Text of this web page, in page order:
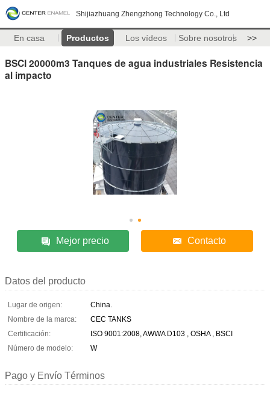
Shijiazhuang Zhengzhong Technology Co., Ltd
En casa Productos Los vídeos Sobre nosotros >>
BSCI 20000m3 Tanques de agua industriales Resistencia
al impacto
Mejor precio Contacto
Datos del producto
Lugar de origen:
China.
Nombre de la marca:
CEC TANKS
Certificación:
ISO 9001:2008, AWWA D103 , OSHA , BSCI
Número de modelo:
W
Pago y Envío Términos